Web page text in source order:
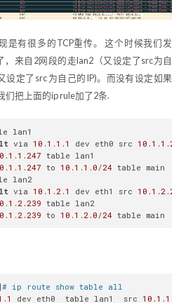
是有很多的TCP重传。 这个时候我们发
来自2网段的走lan2（又设定了src为自
设定了src 为自己的IP)。而没有设定如果
们把上面的ip rule加了2条.
lan1
via 10.1 .1 .1 dev eth0 src 10.1 .1 .247
.1 .247 table lan1
.1 .247 to 10.1 .1 .0/24 table main
lan2
via 10.1 .2 .1 dev eth1 src 10.1 .2 .239
.2 .239 table lan2
.2 .239 to 10.1 .2 .0/24 table main
# ip route show table all
.1 dev eth0  table lan1  src 10.1 .1